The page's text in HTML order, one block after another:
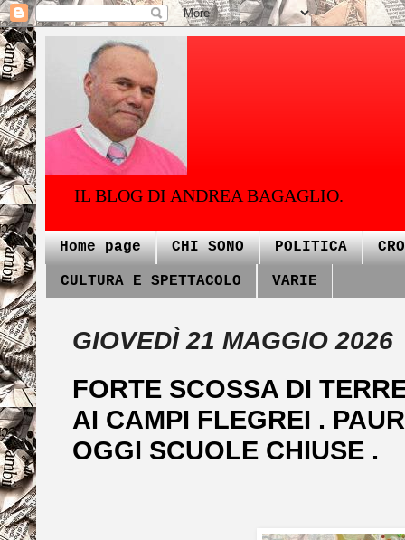
IL BLOG DI ANDREA BAGAGLIO.
Home page CHI SONO POLITICA
CULTURA E SPETTACOLO VARIE
GIOVEDÌ 21 MAGGIO 2026
FORTE SCOSSA DI
AI CAMPI FLEGREI .
OGGI SCUOLE CHIUSE .